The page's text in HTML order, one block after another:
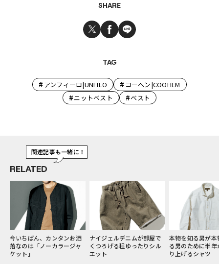
SHARE
TAG
# アンフィーロ|UNFILO # コーヘン|COOHEM
#ニットベスト #ベスト
RELATED
関連記事も一緒に！
ばん、カンタンお洒
は「ノーカラージャ
ナイジェルデニムが部屋で
くつろげる程ゆったりシル
本物を知る男が本物を求め
る男のために半年かけて作
り上げるシャツ